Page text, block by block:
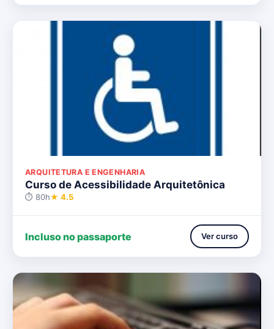
ARQUITETURA E ENGENHARIA
Curso de Acessibilidade Arquitetônica
⏱ 80h★ 4.5
Incluso no passaporte Ver curso